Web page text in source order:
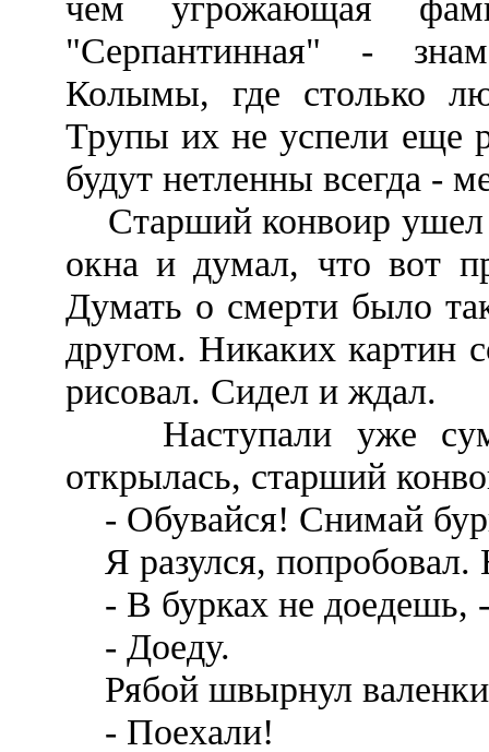
"Серпантинная" -
Колымы, где столько
Трупы их не успели еще
будут нетленны всегда -
Старший конвоир ушел
окна и думал, что вот
Думать о смерти было
другом. Никаких картин
рисовал. Сидел и ждал.
Наступали уже
открылась, старший
- Обувайся! Снимай
Я разулся, попробовал.
- В бурках не доедешь, -
- Доеду.
Рябой швырнул
- Поехали!